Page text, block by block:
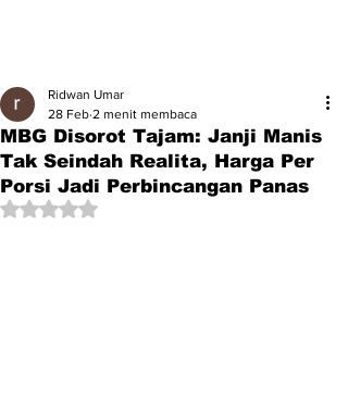
MBG Disorot Tajam: Janji Manis
Tak Seindah Realita, Harga Per
Porsi Jadi Perbincangan Panas
Ridwan Umar
28 Feb 2 menit membaca
Dinilai NaN dari 5 bintang.